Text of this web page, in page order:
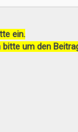
ein.
bitte um den